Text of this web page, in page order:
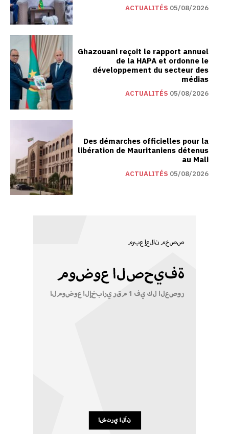
ACTUALITÉS 05/08/2026
Ghazouani reçoit le rapport annuel
de la HAPA et ordonne le
développement du secteur des
médias
ACTUALITÉS 05/08/2026
Des démarches officielles pour la
libération de Mauritaniens détenus
au Mali
ACTUALITÉS 05/08/2026